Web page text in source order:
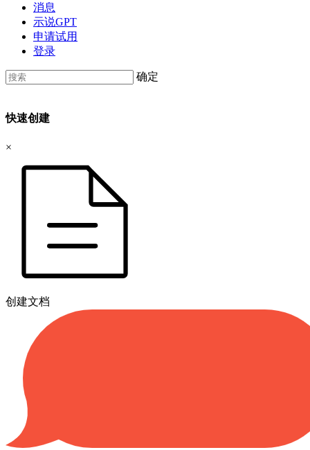
消息
示说GPT
申请试用
登录
确定
快速创建
×
创建文档